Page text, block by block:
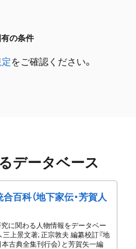
の条件
をご確認ください。
データベース
百科（地下家伝・芳賀人
に関わる人物情報をデータベー
三上景文著; 正宗敦夫 編纂校訂『地
本古典全集刊行会）と芳賀矢一編